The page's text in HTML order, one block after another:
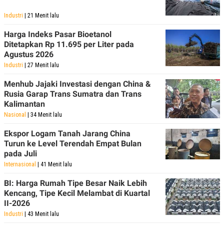
Industri | 21 Menit lalu
Harga Indeks Pasar Bioetanol
Ditetapkan Rp 11.695 per Liter pada
Agustus 2026
Industri | 27 Menit lalu
Menhub Jajaki Investasi dengan China &
Rusia Garap Trans Sumatra dan Trans
Kalimantan
Nasional | 34 Menit lalu
Ekspor Logam Tanah Jarang China
Turun ke Level Terendah Empat Bulan
pada Juli
Internasional | 41 Menit lalu
BI: Harga Rumah Tipe Besar Naik Lebih
Kencang, Tipe Kecil Melambat di Kuartal
II-2026
Industri | 43 Menit lalu